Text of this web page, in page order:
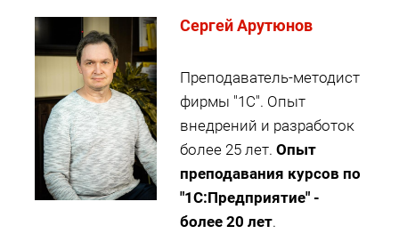
Cергей Арутюнов
Преподаватель-методист
фирмы "1С". Опыт
внедрений и разработок
более 25 лет. Опыт
преподавания курсов по
"1С:Предприятие" -
более 20 лет.